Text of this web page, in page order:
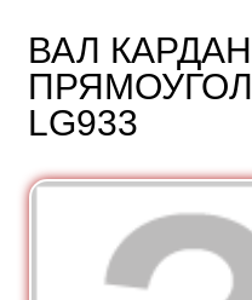
ВАЛ
LG933